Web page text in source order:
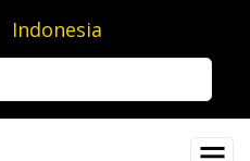
Indonesia